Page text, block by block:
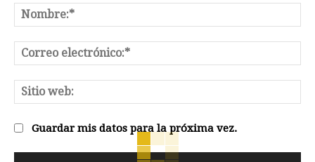
Guardar mis datos para la próxima vez.